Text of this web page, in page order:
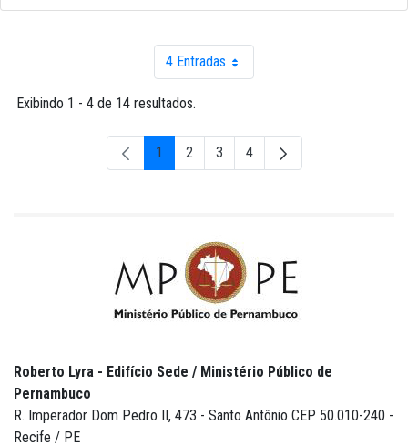
4 EntradasPor página
Exibindo 1 - 4 de 14 resultados.
Página
1 Página
2 Página
3 Página
4
Roberto Lyra - Edifício Sede / Ministério Público de
Pernambuco
R. Imperador Dom Pedro II, 473 - Santo Antônio CEP 50.010-240 -
Recife / PE